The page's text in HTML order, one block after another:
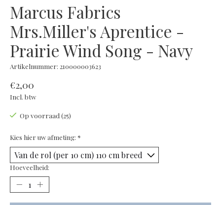
Marcus Fabrics
Mrs.Miller's Aprentice -
Prairie Wind Song - Navy
Artikelnummer: 210000003623
€2,00
Incl. btw
Op voorraad (25)
Kies hier uw afmeting: *
Hoeveelheid: